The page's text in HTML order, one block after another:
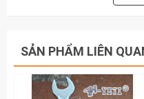
Quy cách đóng gói:
chống rách, có đục
tường tiện lợi.
Đầu hở (đầu miệng):
SẢN PHẨM LIÊN